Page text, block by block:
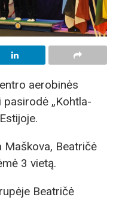
aerobinės
„Kohtla-
Maškova, Beatričė
3 vietą.
Beatričė